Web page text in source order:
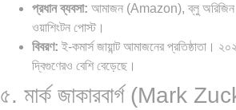
প্রধান ব্যবসা: আমাজন (Amazon), ব্লু
ওয়াশিংটন পোস্ট।
বিবরণ: ই-কমার্স জায়ান্ট আমাজনের প্রতিষ্ঠাতা।
দ্বিগুণেরও বেশি বেড়েছে।
৫. মার্ক জাকারবার্গ (Mark